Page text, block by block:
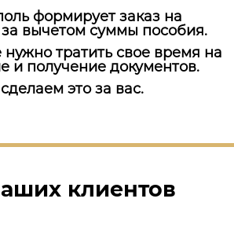
формирует заказ на
вычетом суммы пособия.
тратить свое время на
и получение документов.
это за вас.
клиентов